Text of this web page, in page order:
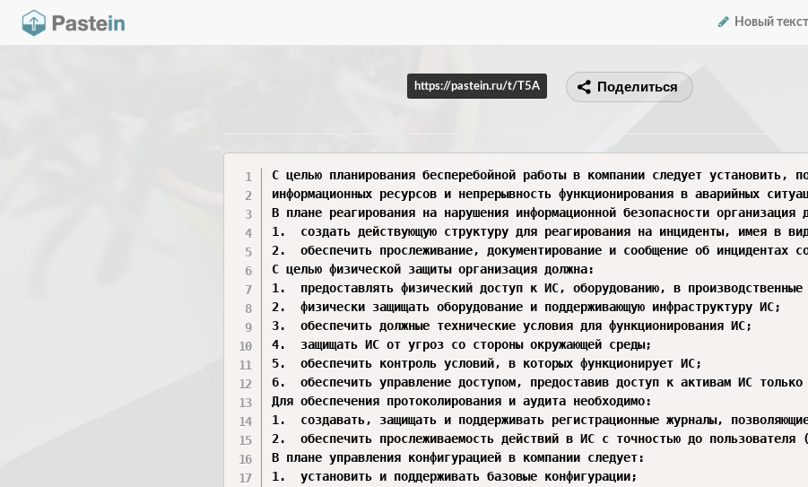
Новый текст
https://pastein.ru/t/T5A Поделиться
С целью планирования бесперебойной работы в компании следует установить,
информационных ресурсов и непрерывность функционирования в аварийных
В плане реагирования на нарушения информационной безопасности организация
1.	создать действующую структуру для реагирования на инциденты, имея в виду адекватные подготовительные мероприятия, выявление, анализ и локализацию нарушений, восстановление после инцидентов и обслуживание обращений пользователей;
2.	обеспечить прослеживание, документирование и сообщение об инцидентах соответствующим должностным лицам организации и уполномоченным органам.
С целью физической защиты организация должна:
1.	предоставлять физический доступ к ИС, оборудованию, в производственные помещения только авторизованному персоналу;
2.	физически защищать оборудование и поддерживающую инфраструктуру ИС;
3.	обеспечить должные технические условия для функционирования ИС;
4.	защищать ИС от угроз со стороны окружающей среды;
5.	обеспечить контроль условий, в которых функционирует ИС;
6.	обеспечить управление доступом, предоставив доступ к активам ИС только авторизованным пользователям, процессам, действующим от имени этих пользователей, а также устройствам (включая другие ИС) для выполнения разрешенных пользователям транзакций и функций.
Для обеспечения протоколирования и аудита необходимо:
1.	создавать, защищать и поддерживать регистрационные журналы, позволяющие отслеживать, анализировать, расследовать и готовить отчеты о незаконной, несанкционированной или ненадлежащей активности;
2.	обеспечить прослеживаемость действий в ИС с точностью до пользователя (подотчетность пользователей).
В плане управления конфигурацией в компании следует:
1.	установить и поддерживать базовые конфигурации;